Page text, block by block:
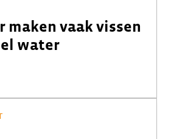
maken vaak vissen
water